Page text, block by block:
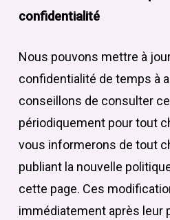
confidentialité
Nous pouvons mettre à
confidentialité de temps à
conseillons de consulter
périodiquement pour tout
vous informerons de tout
publiant la nouvelle
cette page. Ces
immédiatement après leur